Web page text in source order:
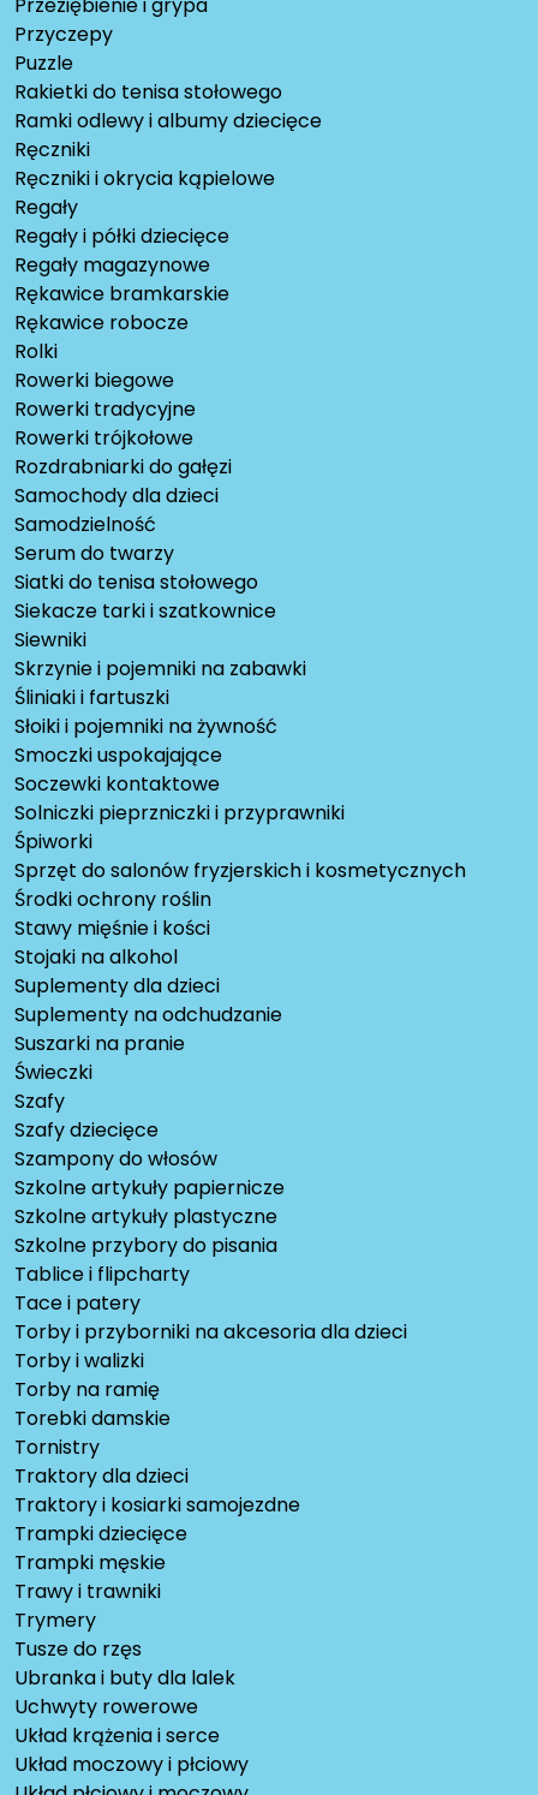
Przeziębienie i grypa
Przyczepy
Puzzle
Rakietki do tenisa stołowego
Ramki odlewy i albumy dziecięce
Ręczniki
Ręczniki i okrycia kąpielowe
Regały
Regały i półki dziecięce
Regały magazynowe
Rękawice bramkarskie
Rękawice robocze
Rolki
Rowerki biegowe
Rowerki tradycyjne
Rowerki trójkołowe
Rozdrabniarki do gałęzi
Samochody dla dzieci
Samodzielność
Serum do twarzy
Siatki do tenisa stołowego
Siekacze tarki i szatkownice
Siewniki
Skrzynie i pojemniki na zabawki
Śliniaki i fartuszki
Słoiki i pojemniki na żywność
Smoczki uspokajające
Soczewki kontaktowe
Solniczki pieprzniczki i przyprawniki
Śpiworki
Sprzęt do salonów fryzjerskich i kosmetycznych
Środki ochrony roślin
Stawy mięśnie i kości
Stojaki na alkohol
Suplementy dla dzieci
Suplementy na odchudzanie
Suszarki na pranie
Świeczki
Szafy
Szafy dziecięce
Szampony do włosów
Szkolne artykuły papiernicze
Szkolne artykuły plastyczne
Szkolne przybory do pisania
Tablice i flipcharty
Tace i patery
Torby i przyborniki na akcesoria dla dzieci
Torby i walizki
Torby na ramię
Torebki damskie
Tornistry
Traktory dla dzieci
Traktory i kosiarki samojezdne
Trampki dziecięce
Trampki męskie
Trawy i trawniki
Trymery
Tusze do rzęs
Ubranka i buty dla lalek
Uchwyty rowerowe
Układ krążenia i serce
Układ moczowy i płciowy